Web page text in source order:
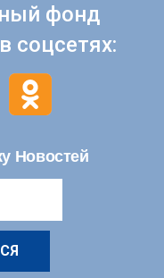
фонд
соцсетях:
Новостей